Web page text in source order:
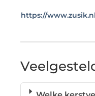
https://